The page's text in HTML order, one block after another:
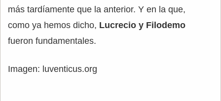
más tardíamente que la anterior. Y en la que,
como ya hemos dicho, Lucrecio y Filodemo
fueron fundamentales.
Imagen: luventicus.org